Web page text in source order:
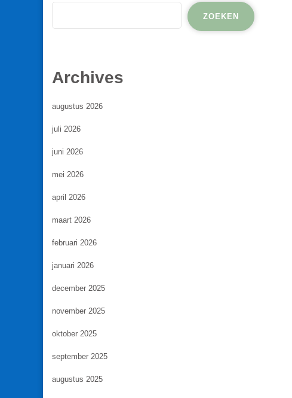
ZOEKEN
Archives
augustus 2026
juli 2026
juni 2026
mei 2026
april 2026
maart 2026
februari 2026
januari 2026
december 2025
november 2025
oktober 2025
september 2025
augustus 2025